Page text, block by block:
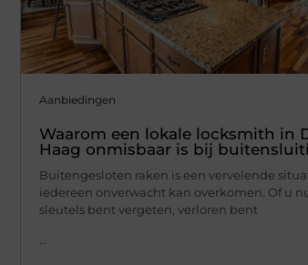
Aanbiedingen
Waarom een lokale locksmith in
Haag onmisbaar is bij
Buitengesloten raken is een vervelende
iedereen onverwacht kan overkomen. Of u
sleutels bent vergeten, verloren bent
...